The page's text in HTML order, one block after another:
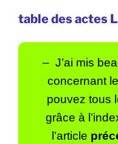
table des actes
– J’ai mis
concernant
pouvez tous
grâce à
l’article